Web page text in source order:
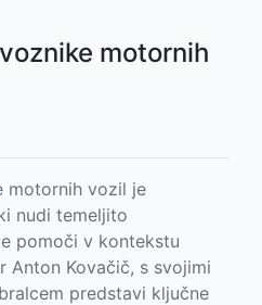
motornih
motornih vozil je
nudi temeljito
pomoči v kontekstu
Anton Kovačič, s svojimi
predstavi ključne